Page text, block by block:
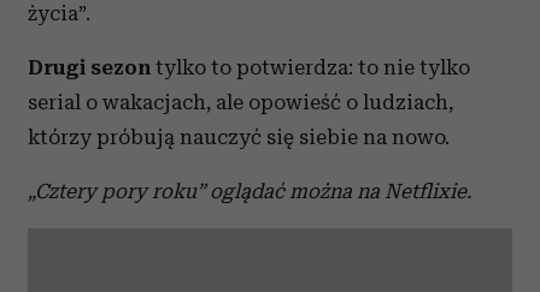
życia”.
Drugi sezon tylko to potwierdza: to nie tylko
serial o wakacjach, ale opowieść o ludziach,
którzy próbują nauczyć się siebie na nowo.
„Cztery pory roku” oglądać można na Netflixie.